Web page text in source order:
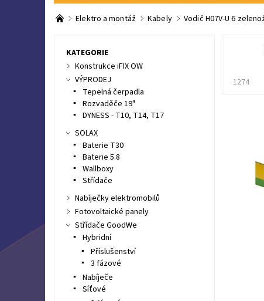
BATERIE A BMS
KONSTRUKCE KRAJICZECH
Elektro a montáž Kabely Vodič H07V-U 6
1274
KATEGORIE
Konstrukce iFIX OW
VÝPRODEJ
Tepelná čerpadla
Rozvaděče 19"
DYNESS - T10, T14, T17
SOLAX
Baterie T30
Baterie 5.8
Wallboxy
Střídače
Nabíječky elektromobilů
Fotovoltaické panely
Střídače GoodWe
Hybridní
Příslušenství
3 fázové
Nabíječe
Síťové